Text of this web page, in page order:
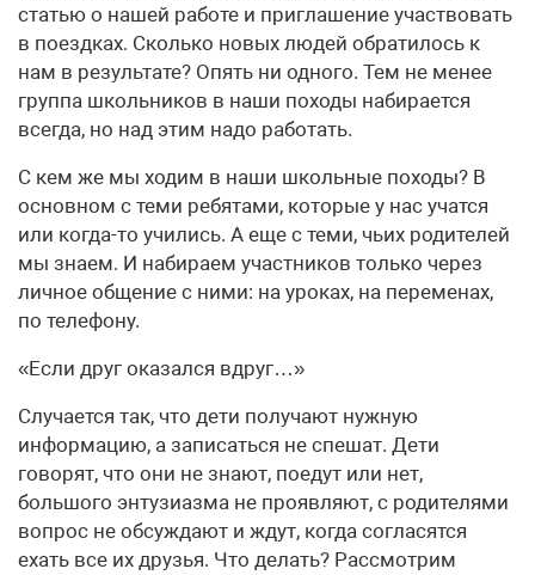
статью о нашей работе и приглашение участвовать
в поездках. Сколько новых людей обратилось к
нам в результате? Опять ни одного. Тем не менее
группа школьников в наши походы набирается
всегда, но над этим надо работать.
С кем же мы ходим в наши школьные походы? В
основном с теми ребятами, которые у нас учатся
или когда-то учились. А еще с теми, чьих родителей
мы знаем. И набираем участников только через
личное общение с ними: на уроках, на переменах,
по телефону.
«Если друг оказался вдруг…»
Случается так, что дети получают нужную
информацию, а записаться не спешат. Дети
говорят, что они не знают, поедут или нет,
большого энтузиазма не проявляют, с родителями
вопрос не обсуждают и ждут, когда согласятся
ехать все их друзья. Что делать? Рассмотрим